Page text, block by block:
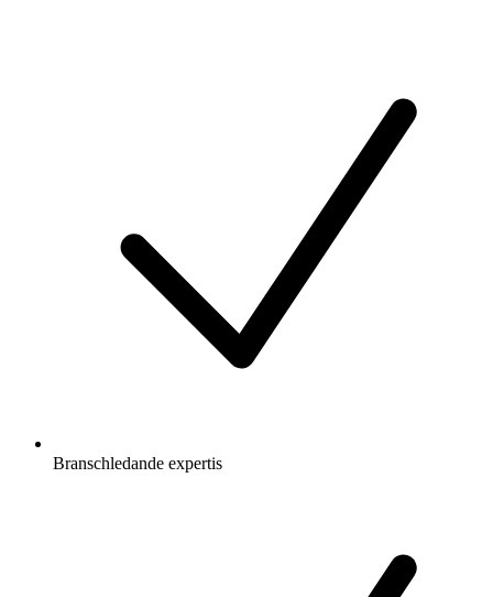
Branschledande expertis